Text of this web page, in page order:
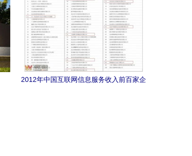
2012年中国互联网信息服务收入前百家企